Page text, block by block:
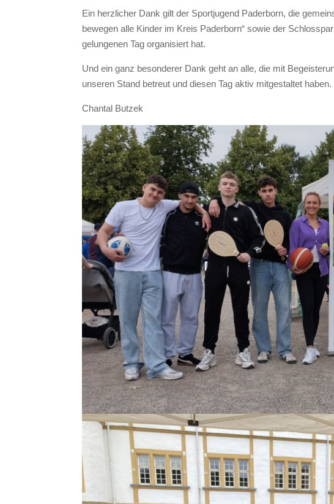
Ein herzlicher Dank gilt der Sportjugend Paderborn, die
bewegen alle Kinder im Kreis Paderborn“ sowie der
gelungenen Tag organisiert hat.
Und ein ganz besonderer Dank geht an alle, die mit
unseren Stand betreut und diesen Tag aktiv mitgestaltet haben.
Chantal Butzek